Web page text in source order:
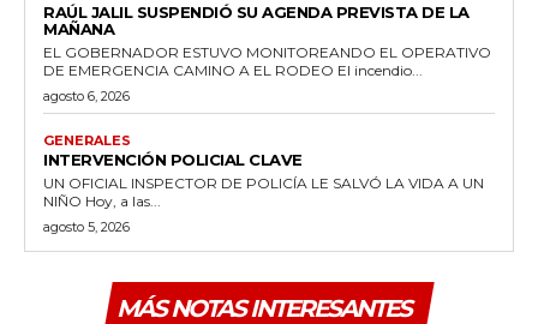
RAÚL JALIL SUSPENDIÓ SU AGENDA PREVISTA DE LA
MAÑANA
EL GOBERNADOR ESTUVO MONITOREANDO EL OPERATIVO
DE EMERGENCIA CAMINO A EL RODEO El incendio...
agosto 6, 2026
GENERALES
INTERVENCIÓN POLICIAL CLAVE
UN OFICIAL INSPECTOR DE POLICÍA LE SALVÓ LA VIDA A UN
NIÑO Hoy, a las...
agosto 5, 2026
MÁS NOTAS INTERESANTES